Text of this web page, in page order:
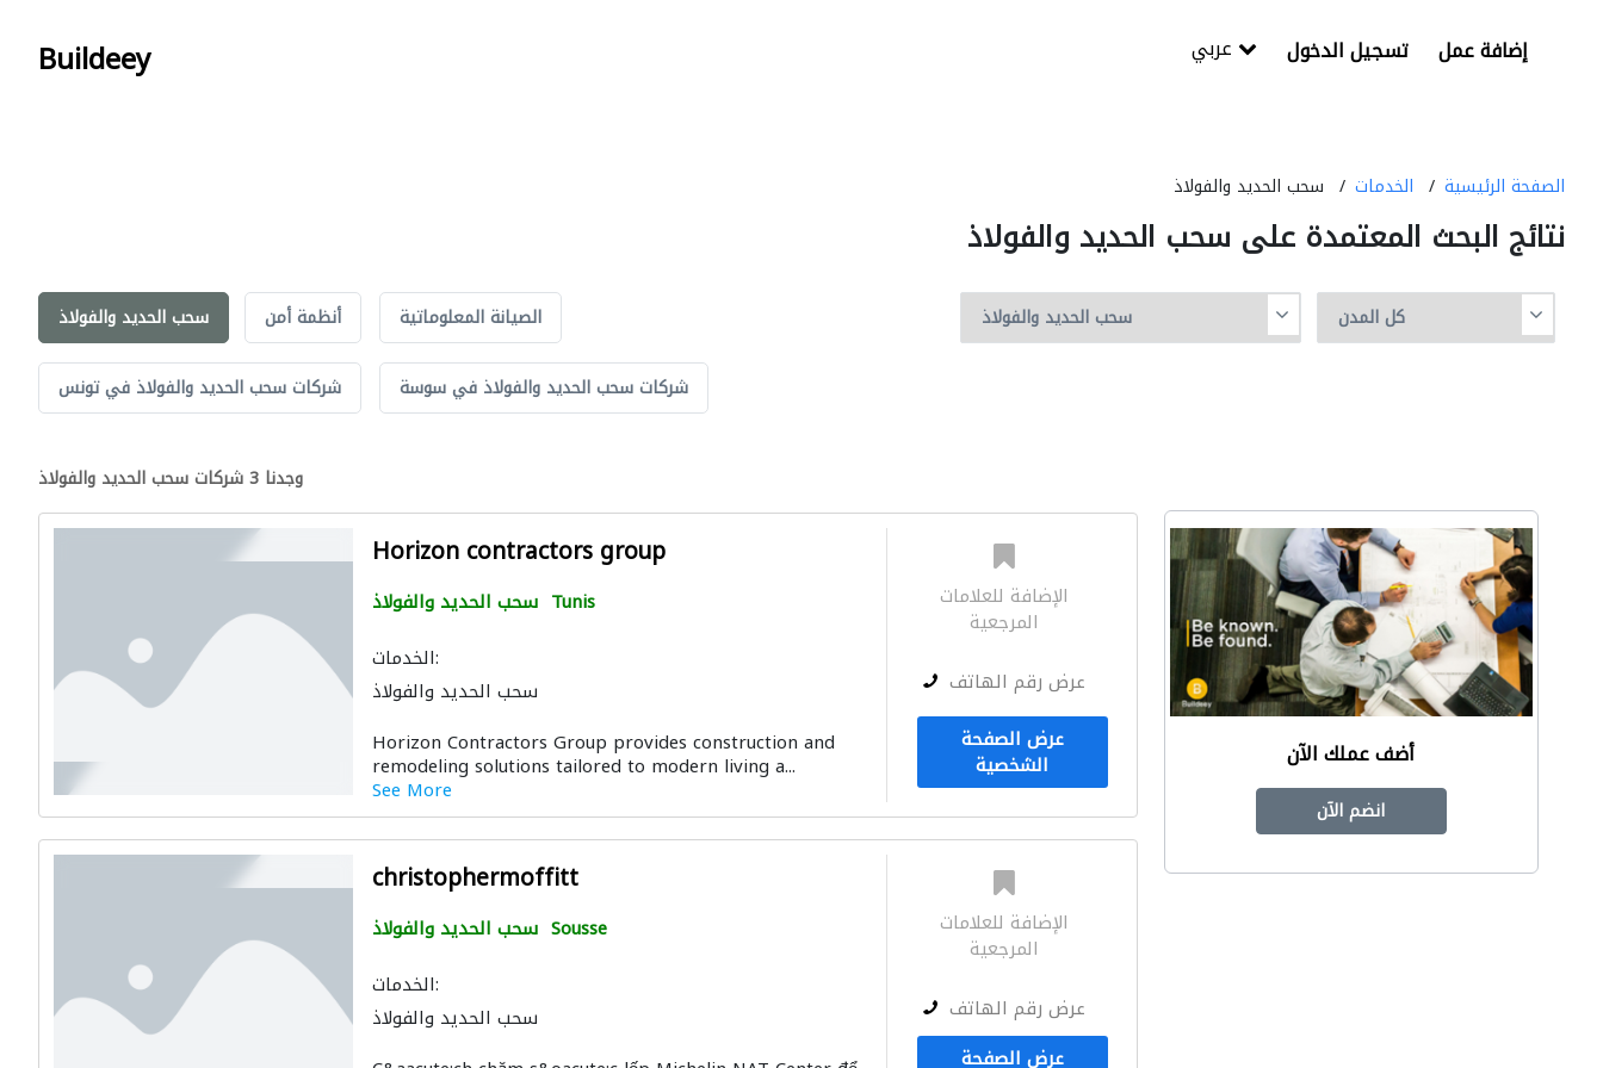
Buildeey تسجيل الدخول إضافة عمل
الصفحة الرئيسية الخدمات سحب الحديد والفولاذ
نتائج البحث المعتمدة على سحب الحديد والفولاذ
سحب الحديد والفولاذ أنظمة أمن الصيانة المعلوماتية
شركات سحب الحديد والفولاذ في تونس شركات سحب الحديد والفولاذ في سوسة
وجدنا 3 شركات سحب الحديد والفولاذ
Horizon contractors group
سحب الحديد والفولاذ Tunis
الخدمات:
سحب الحديد والفولاذ
Horizon Contractors Group provides construction and
remodeling solutions tailored to modern living a...
See More
الإضافة للعلامات
المرجعية
عرض رقم الهاتف
عرض الصفحة
الشخصية
christophermoffitt
سحب الحديد والفولاذ Sousse
الخدمات:
سحب الحديد والفولاذ
الإضافة للعلامات
المرجعية
عرض رقم الهاتف
عرض الصفحة
أضف عملك الآن
انضم الآن